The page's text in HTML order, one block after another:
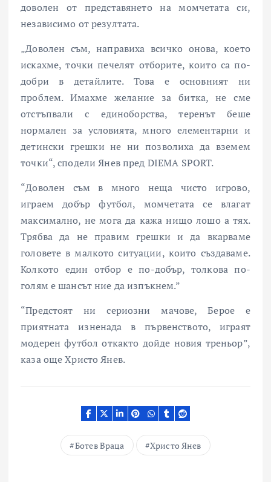
доволен от представянето на момчетата си,
независимо от резултата.
„Доволен съм, направиха всичко онова, което
искахме, точки печелят отборите, които са по-
добри в детайлите. Това е основният ни
проблем. Имахме желание за битка, не сме
отстъпвали с единоборства, теренът беше
нормален за условията, много елементарни и
детински грешки не ни позволиха да вземем
точки“, сподели Янев пред DIEMA SPORT.
“Доволен съм в много неща чисто игрово,
играем добър футбол, момчетата се влагат
максимално, не мога да кажа нищо лошо а тях.
Трябва да не правим грешки и да вкарваме
головете в малкото ситуации, които създаваме.
Колкото един отбор е по-добър, толкова по-
голям е шансът ние да изпъкнем.”
“Предстоят ни сериозни мачове, Берое е
приятната изненада в първенството, играят
модерен футбол откакто дойде новия треньор”,
каза още Христо Янев.
Ботев Враца Христо Янев